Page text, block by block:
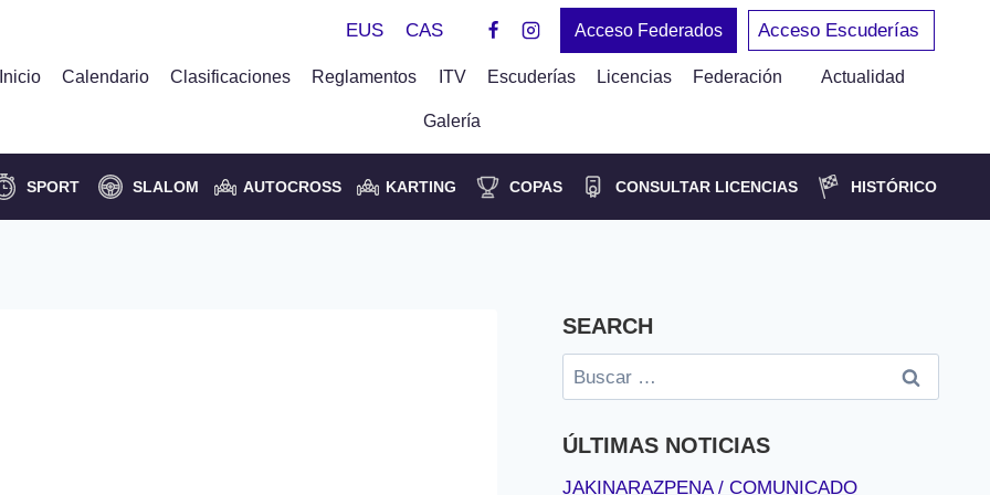
EUS CAS Acceso Federados Acceso Escuderías
Inicio Calendario Clasificaciones Reglamentos ITV Escuderías Licencias Federación Actualidad
Galería
SPORT SLALOM AUTOCROSS KARTING COPAS CONSULTAR LICENCIAS HISTÓRICO
SEARCH
Buscar:
ÚLTIMAS NOTICIAS
JAKINARAZPENA / COMUNICADO